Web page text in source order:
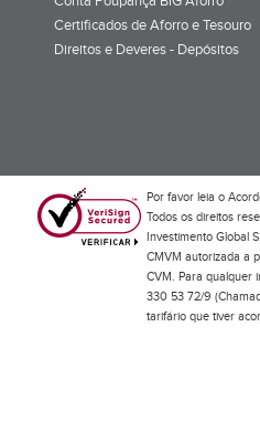
Certificados de Aforro e Tesouro
Direitos e Deveres - Depósitos
Por favor leia o
Todos os direitos
Investimento Global
CMVM autorizada a
CVM. Para qualquer
330 53 72/9
tarifário que tiver